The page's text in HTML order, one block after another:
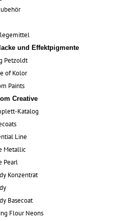
und Effektpigmente
Petzoldt
of Kolor
Paints
Creative
Katalog
Line
Metallic
Pearl
Konzentrat
Basecoat
Flour Neons